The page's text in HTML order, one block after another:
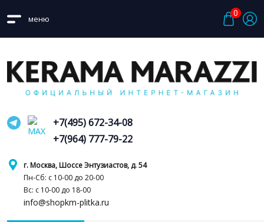
меню
0
г. Москва, Шоссе Энтузиастов, д. 54
Пн-Сб: с 10-00 до 20-00
Вс: с 10-00 до 18-00
info@shopkm-plitka.ru
+7(495) 672-34-08
+7(964) 777-79-22